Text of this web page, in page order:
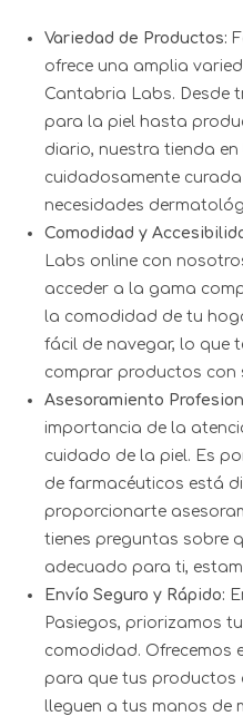
Variedad de Productos:
ofrece una amplia
Cantabria Labs. Desde
para la piel hasta
diario, nuestra tienda en
cuidadosamente
necesidades
Comodidad y
Labs online con
acceder a la gama
la comodidad de tu
fácil de navegar, lo que
comprar productos con
Asesoramiento
importancia de la
cuidado de la piel. Es
de farmacéuticos está
proporcionarte
tienes preguntas sobre
adecuado para ti,
Envío Seguro y Rápido:
Pasiegos, priorizamos
comodidad. Ofrecemos
para que tus productos
lleguen a tus manos de